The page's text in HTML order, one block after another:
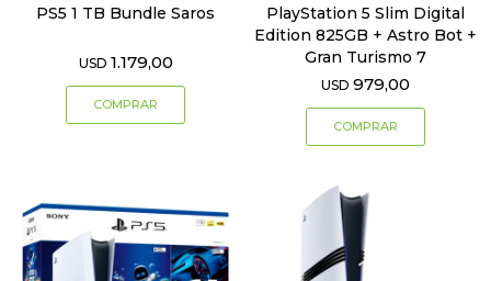
PS5 1 TB Bundle Saros
USD 1.179,00
PlayStation 5 Slim Digital
Edition 825GB + Astro Bot +
Gran Turismo 7
USD 979,00